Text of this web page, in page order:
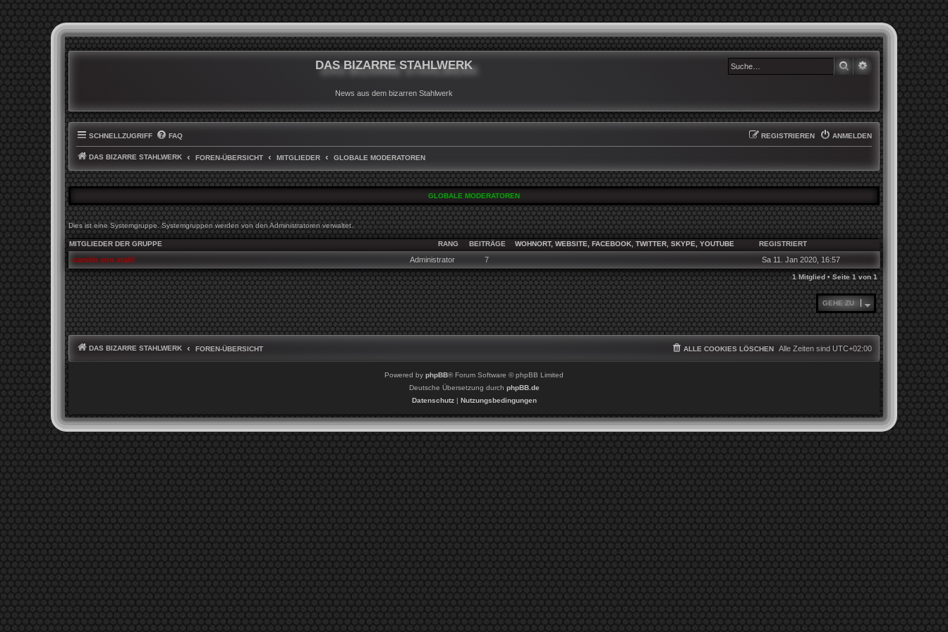
DAS BIZARRE STAHLWERK
News aus dem bizarren Stahlwerk
SUCHE
SCHNELLZUGRIFF FAQ ANMELDEN
REGISTRIEREN
DAS BIZARRE STAHLWERK FOREN-ÜBERSICHT MITGLIEDER GLOBALE MODERATOREN
GLOBALE MODERATOREN
Dies ist eine Systemgruppe. Systemgruppen werden von den Administratoren verwaltet.
RANG
MITGLIEDER DER GRUPPE BEITRÄGE WOHNORT, WEBSITE, FACEBOOK, TWITTER, SKYPE, YOUTUBE REGISTRIERT
Administrator
carolin von stahl 7 Sa 11. Jan 2020, 16:57
1 Mitglied • Seite1von1
GEHE ZU
DAS BIZARRE STAHLWERK FOREN-ÜBERSICHT Alle Zeiten sind UTC+02:00
ALLE COOKIES LÖSCHEN
Powered by phpBB® Forum Software © phpBB Limited
Deutsche Übersetzung durch phpBB.de
Datenschutz| Nutzungsbedingungen